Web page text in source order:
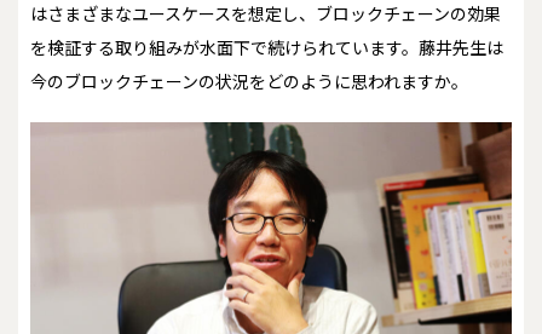
はさまざまなユースケースを想定し、ブロックチェーンの効果
を検証する取り組みが水面下で続けられています。藤井先生は
今のブロックチェーンの状況をどのように思われますか。